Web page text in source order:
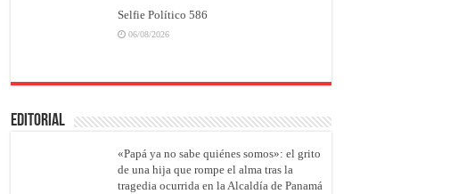
Selfie Político 586
06/08/2026
EDITORIAL
«Papá ya no sabe quiénes somos»: el grito
de una hija que rompe el alma tras la
tragedia ocurrida en la Alcaldía de Panamá